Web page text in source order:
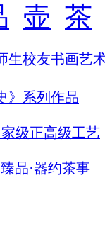
壶 茶
生校友书画艺
》系列作品
级正高级工艺
品·器约茶事